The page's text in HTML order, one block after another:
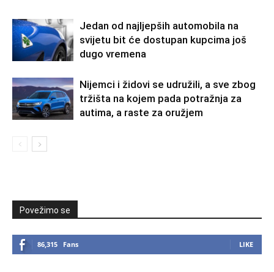
Jedan od najljepših automobila na
svijetu bit će dostupan kupcima još
dugo vremena
Nijemci i židovi se udružili, a sve zbog
tržišta na kojem pada potražnja za
autima, a raste za oružjem
Povežimo se
86,315 Fans LIKE